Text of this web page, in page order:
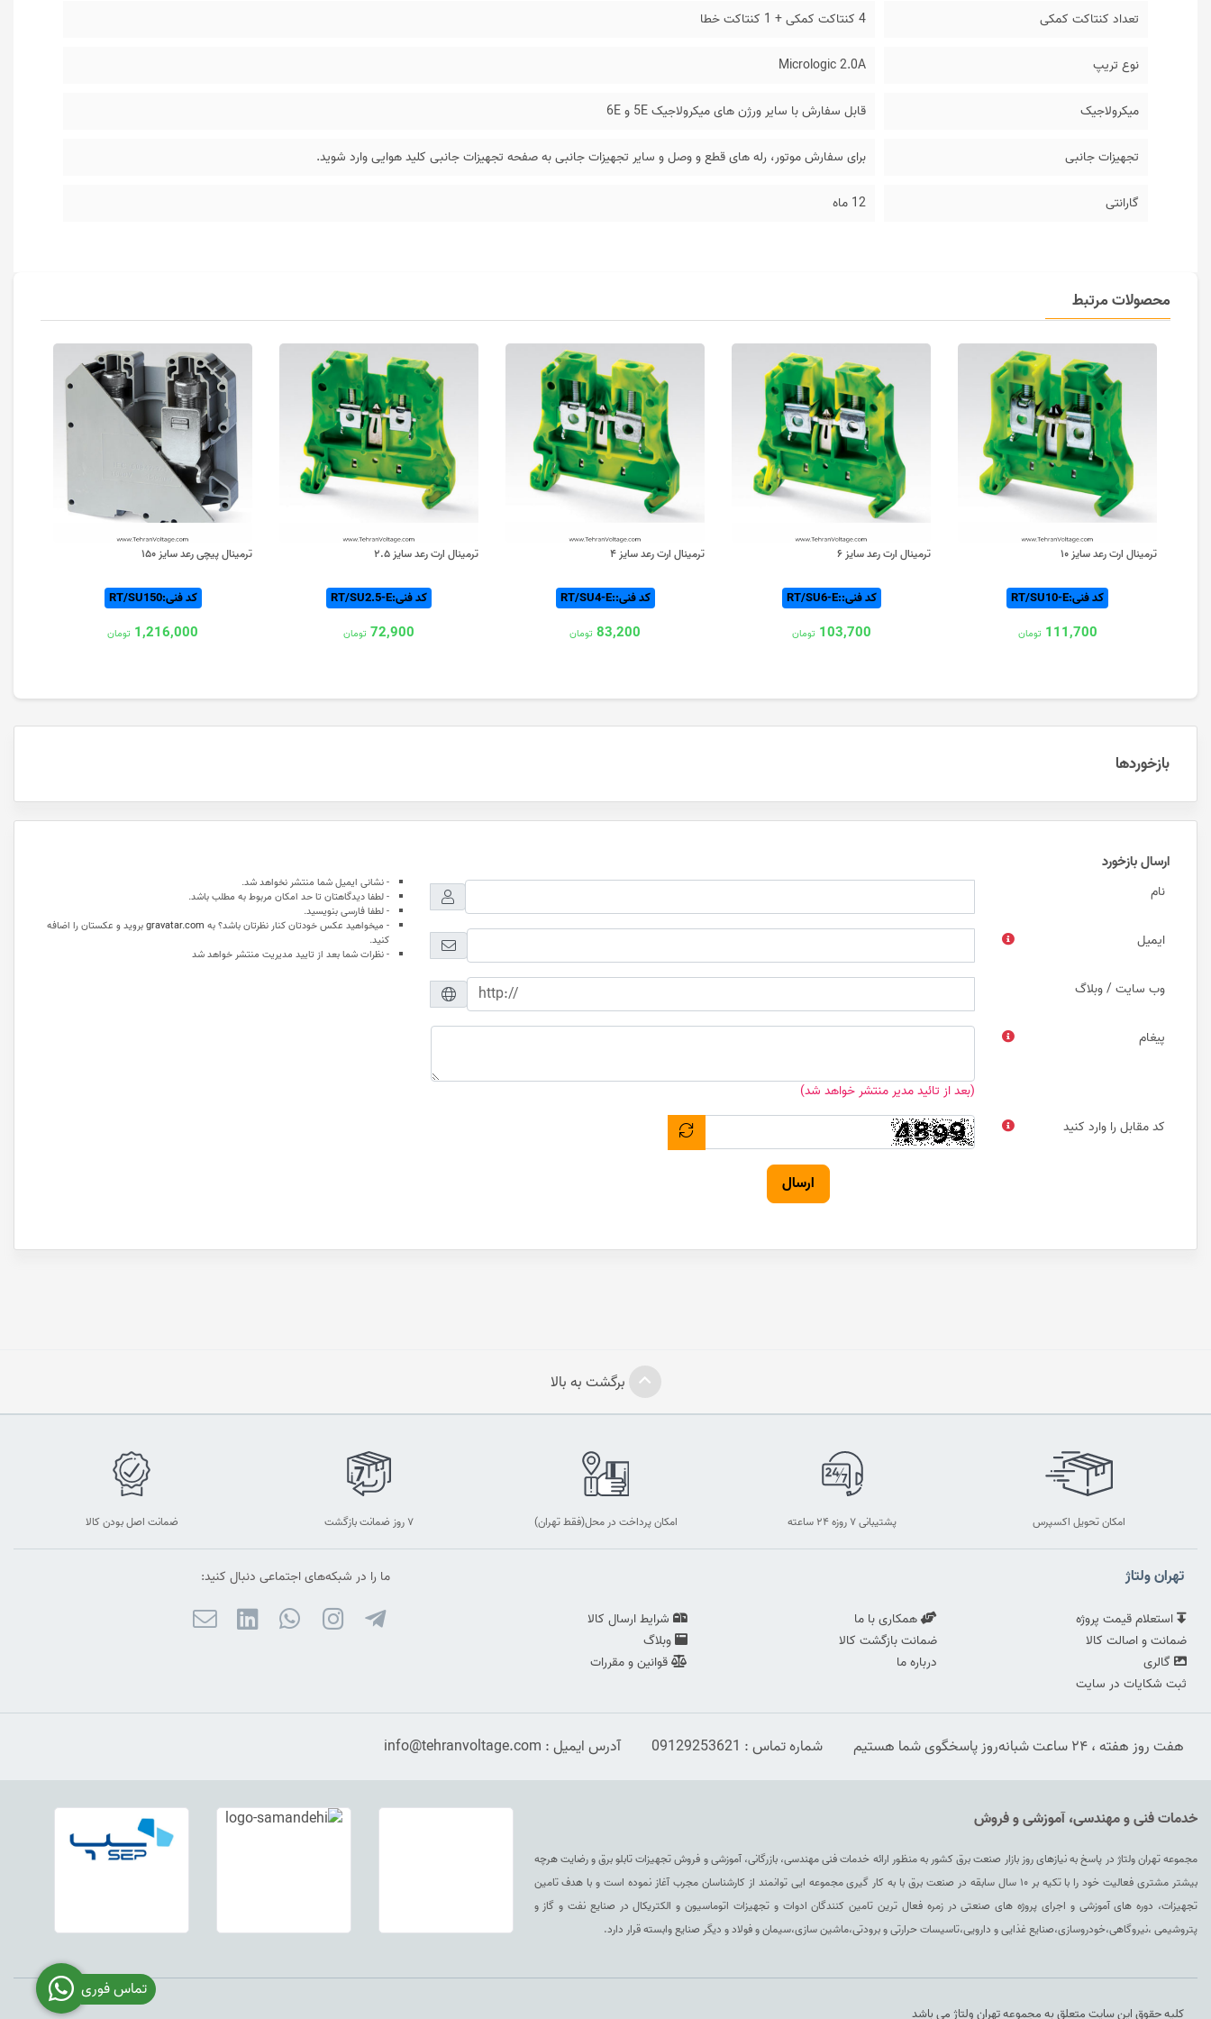
تعداد کنتاکت کمکی 4 کنتاکت کمکی + 1 کنتاکت خطا
نوع تریپ Micrologic 2.0A
میکرولاجیک قابل سفارش با سایر ورژن های میکرولاجیک 5E و 6E
تجهیزات جانبی برای سفارش موتور، رله های قطع و وصل و سایر تجهیزات جانبی به صفحه تجهیزات جانبی کلید هوایی وارد شوید.
گارانتی 12 ماه
محصولات مرتبط
ترمینال ارت رعد سایز ۱۰
کد فنی:RT/SU10-E
111,700 تومان
ترمینال ارت رعد سایز ۶
کد فنی::RT/SU6-E
103,700 تومان
ترمینال ارت رعد سایز ۴
کد فنی::RT/SU4-E
83,200 تومان
ترمینال ارت رعد سایز ۲.۵
کد فنی:RT/SU2.5-E
72,900 تومان
ترمینال پیچی رعد سایز ۱۵۰
کد فنی:RT/SU150
1,216,000 تومان
بازخوردها
ارسال بازخورد
نام
ایمیل
وب سایت / وبلاگ
پیغام
(بعد از تائید مدیر منتشر خواهد شد)
کد مقابل را وارد کنید
ارسال
- نشانی ایمیل شما منتشر نخواهد شد.
- لطفا دیدگاهتان تا حد امکان مربوط به مطلب باشد.
- لطفا فارسی بنویسید.
- میخواهید عکس خودتان کنار نظرتان باشد؟ به gravatar.comبروید و عکستان را اضافه
کنید.
- نظرات شما بعد از تایید مدیریت منتشر خواهد شد
برگشت به بالا
امکان تحویل اکسپرس پشتیبانی ۷ روزه ۲۴ ساعته امکان پرداخت در محل(فقط تهران) ۷ روز ضمانت بازگشت ضمانت اصل بودن کالا
تهران ولتاژ
استعلام قیمت پروژه همکاری با ما
شرایط ارسال کالا
ضمانت و اصالت کالا
ضمانت بازگشت کالا
وبلاگ
گالری
درباره ما
قوانین و مقررات
ثبت شکایات در سایت
ما را در شبکه‌های اجتماعی دنبال کنید:
هفت روز هفته ، ۲۴ ساعت شبانه‌روز پاسخگوی شما هستیم شماره تماس : 09129253621 آدرس ایمیل : info@tehranvoltage.com
خدمات فنی و مهندسی، آموزشی و فروش
مجموعه تهران ولتاژ در پاسخ به نیازهای روز بازار صنعت برق کشور به منظور ارائه خدمات فنی مهندسی، بازرگانی، آموزشی و فروش تجهیزات تابلو برق و رضایت هرچه
بیشتر مشتری فعالیت خود را با تکیه بر ۱۰ سال سابقه در صنعت برق با به کار گیری مجموعه ایی توانمند از کارشناسان مجرب آغاز نموده است و با هدف تامین
تجهیزات، دوره های آموزشی و اجرای پروژه های صنعتی در زمره فعال ترین تامین کنندگان ادوات و تجهیزات اتوماسیون و الکتریکال در صنایع نفت و گاز و
پتروشیمی ،نیروگاهی،خودروسازی،صنایع غذایی و دارویی،تاسیسات حرارتی و برودتی،ماشین سازی،سیمان و فولاد و دیگر صنایع وابسته قرار دارد.
کلیه حقوق این سایت متعلق به مجموعه تهران ولتاژ می باشد
تماس فوری